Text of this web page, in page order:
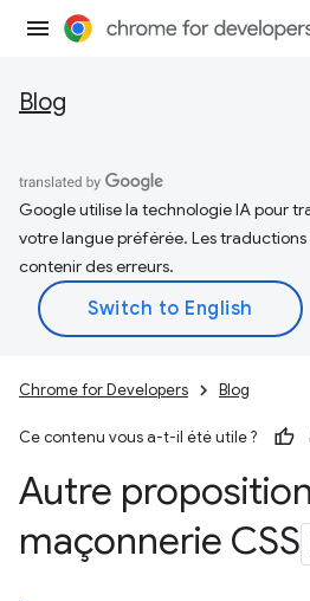
Blog
Google utilise la technologie IA pour
votre langue préférée. Les
contenir des erreurs.
Chrome for Developers Blog
Ce contenu vous a-t-il été utile ?
Autre
maçonnerie CSS